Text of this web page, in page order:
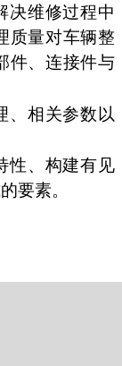
决维修过程中
质量对车辆整
件、连接件与
、相关参数以
性、构建有见
要素。